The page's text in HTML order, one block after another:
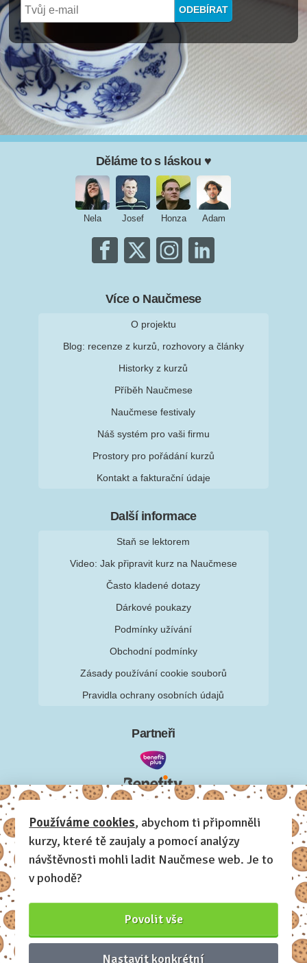
Děláme to s láskou ♥
Nela Josef Honza Adam
Více o Naučmese
O projektu
Blog: recenze z kurzů, rozhovory a články
Historky z kurzů
Příběh Naučmese
Naučmese festivaly
Náš systém pro vaši firmu
Prostory pro pořádání kurzů
Kontakt a fakturační údaje
Další informace
Staň se lektorem
Video: Jak připravit kurz na Naučmese
Často kladené dotazy
Dárkové poukazy
Podmínky užívání
Obchodní podmínky
Zásady používání cookie souborů
Pravidla ochrany osobních údajů
Partneři
Používáme cookies, abychom ti připomněli
kurzy, které tě zaujaly a pomocí analýzy
návštěvnosti mohli ladit Naučmese web. Je to
v pohodě?
Povolit vše
Nastavit konkrétní